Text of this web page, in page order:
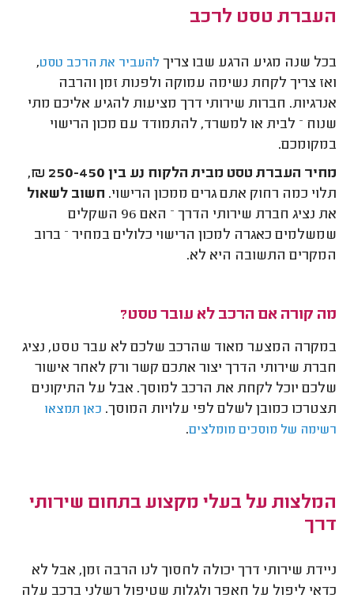
העברת טסט לרכב
בכל שנה מגיע הרגע שבו צריך להעביר את הרכב טסט,
ואז צריך לקחת נשימה עמוקה ולפנות זמן והרבה
אנרגיות. חברות שירותי דרך מציעות להגיע אליכם מתי
שנוח – לבית או למשרד, להתמודד עם מכון הרישוי
במקומכם.
מחיר העברת טסט מבית הלקוח נע בין 250-450 ₪,
תלוי כמה רחוק אתם גרים ממכון הרישוי. חשוב לשאול
את נציג חברת שירותי הדרך – האם 96 השקלים
שמשלמים כאגרה למכון הרישוי כלולים במחיר – ברוב
המקרים התשובה היא לא.
מה קורה אם הרכב לא עובר טסט?
במקרה המצער מאוד שהרכב שלכם לא עבר טסט, נציג
חברת שירותי הדרך יצור אתכם קשר ורק לאחר אישור
שלכם יוכל לקחת את הרכב למוסך. אבל על התיקונים
תצטרכו כמובן לשלם לפי עלויות המוסך. כאן תמצאו
רשימה של מוסכים מומלצים.
המלצות על בעלי מקצוע בתחום שירותי
דרך
ניידת שירותי דרך יכולה לחסוך לנו הרבה זמן, אבל לא
כדאי ליפול על חאפר ולגלות שטיפול רשלני ברכב עלה